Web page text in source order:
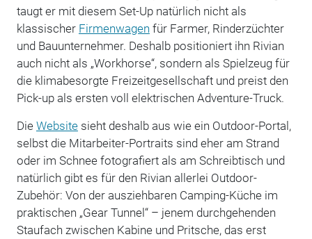
taugt er mit diesem Set-Up natürlich nicht als
klassischer Firmenwagen für Farmer, Rinderzüchter
und Bauunternehmer. Deshalb positioniert ihn Rivian
auch nicht als „Workhorse“, sondern als Spielzeug für
die klimabesorgte Freizeitgesellschaft und preist den
Pick-up als ersten voll elektrischen Adventure-Truck.
Die Websitesieht deshalb aus wie ein Outdoor-Portal,
selbst die Mitarbeiter-Portraits sind eher am Strand
oder im Schnee fotografiert als am Schreibtisch und
natürlich gibt es für den Rivian allerlei Outdoor-
Zubehör: Von der ausziehbaren Camping-Küche im
praktischen „Gear Tunnel“ – jenem durchgehenden
Staufach zwischen Kabine und Pritsche, das erst